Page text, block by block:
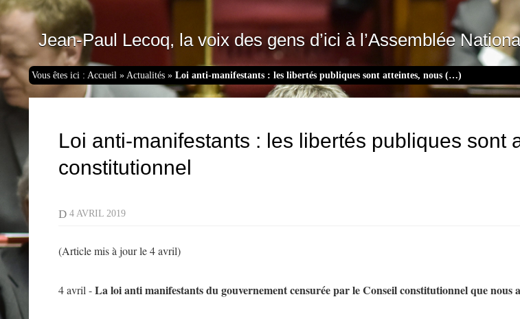
Jean-Paul Lecoq, la voix des gens d’ici à l’Assemblée
Vous êtes ici :Accueil »Actualités »Loi anti-manifestants : les libertés publiques sont atteintes, nous (…)
Loi anti-manifestants : les libertés publiques sont
constitutionnel
D4 AVRIL 2019
(Article mis à jour le 4 avril)
4 avril -La loi anti manifestants du gouvernement censurée par le Conseil constitutionnel que